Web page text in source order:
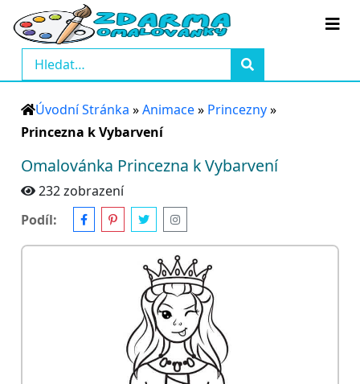
Úvodní Stránka »Animace» Princezny»
Princezna k Vybarvení
Omalovánka Princezna k Vybarvení
232 zobrazení
Podíl: